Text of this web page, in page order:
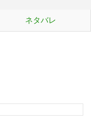
ネタバレ